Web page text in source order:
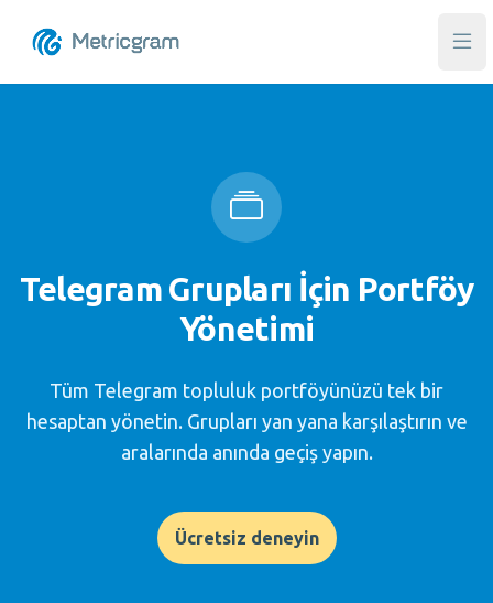
Telegram Grupları İçin Portföy
Yönetimi
Tüm Telegram topluluk portföyünüzü tek bir
hesaptan yönetin. Grupları yan yana karşılaştırın ve
aralarında anında geçiş yapın.
Ücretsiz deneyin